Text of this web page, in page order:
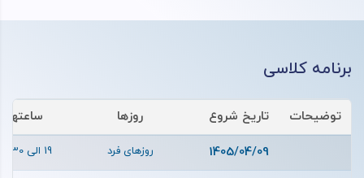
برنامه کلاسی
توضیحات تاریخ شروع روزها ساعتها
1405/04/09 روزهای فرد 19 الی 20:30